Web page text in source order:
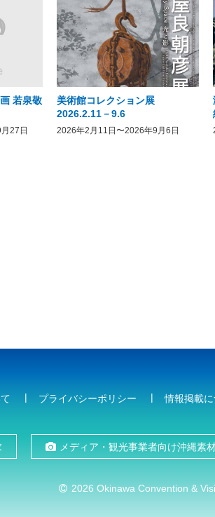
若泉敬
27日
美術館コレクション展
2026.2.11－9.6
2026年2月11日〜2026年9月6日
プライバシーポリシー 情報掲載
メディア・観光事業者向け沖縄素
2026 Okinawa Convention &